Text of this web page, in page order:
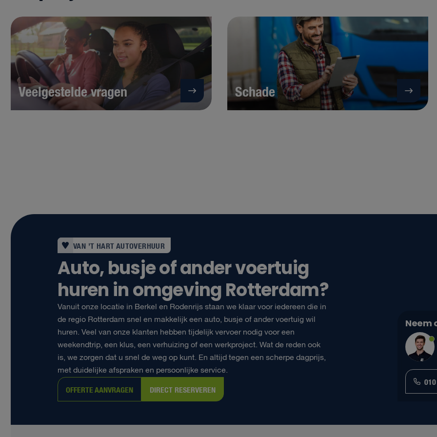
Veelgestelde vragen Schade
Neem
VAN ’T HART AUTOVERHUUR
Auto, busje of ander voertuig
huren in omgeving Rotterdam?
Vanuit onze locatie in Berkel en Rodenrijs staan we klaar voor iedereen die in
de regio Rotterdam snel en makkelijk een auto, busje of ander voertuig wil
huren. Veel van onze klanten hebben tijdelijk vervoer nodig voor een
weekendtrip, een klus, een verhuizing of een werkproject. Wat de reden ook
is, we zorgen dat u snel de weg op kunt. En altijd tegen een scherpe dagprijs,
met duidelijke afspraken en persoonlijke service.
OFFERTE AANVRAGEN DIRECT RESERVEREN